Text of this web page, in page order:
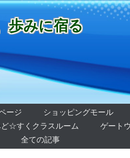
歩みに宿る
ージ ショッピングモール
☆すくクラスルーム ゲート
全ての記事